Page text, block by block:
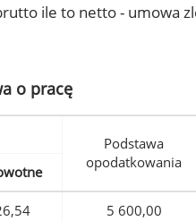
ile to netto - umowa
o pracę
Podstawa
opodatkowania
5 600,00